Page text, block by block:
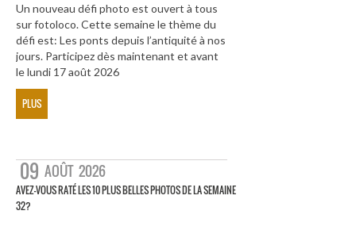
Un nouveau défi photo est ouvert à tous
sur fotoloco. Cette semaine le thème du
défi est: Les ponts depuis l’antiquité à nos
jours. Participez dès maintenant et avant
le lundi 17 août 2026
PLUS
09 AOÛT 2026
AVEZ-VOUS RATÉ LES 10 PLUS BELLES PHOTOS DE LA SEMAINE
32?